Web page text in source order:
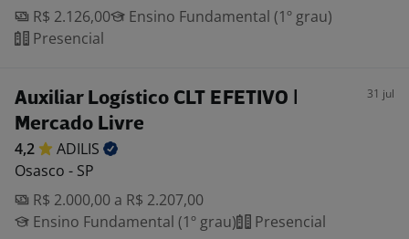
R$ 2.126,00
Ensino Fundamental (1º grau)
Presencial
Auxiliar Logístico CLT EFETIVO |
Mercado Livre
31 jul
4,2
ADILIS
Osasco - SP
R$ 2.000,00 a R$ 2.207,00
Ensino Fundamental (1º grau)
Presencial